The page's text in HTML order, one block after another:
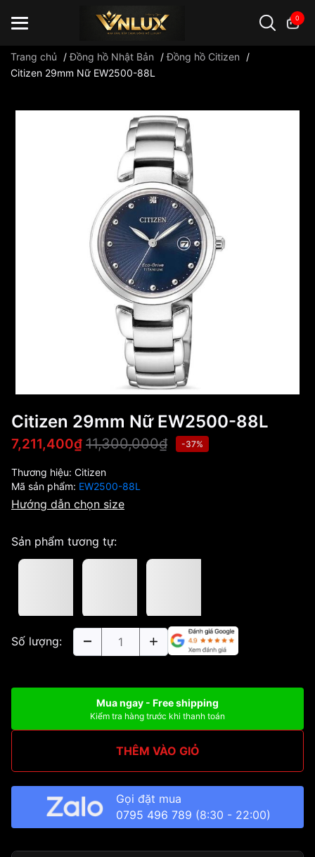
0
Trang chủ /Đồng hồ Nhật Bản /Đồng hồ Citizen
/
Citizen 29mm Nữ EW2500-88L
Citizen 29mm Nữ EW2500-88L
7,211,400₫ 11,300,000₫ -37%
Thương hiệu: Citizen
Mã sản phẩm: EW2500-88L
Hướng dẫn chọn size
Sản phẩm tương tự:
Số lượng:
Mua ngay - Free shipping
Kiểm tra hàng trước khi thanh toán
THÊM VÀO GIỎ
Gọi đặt mua
0795 496 789 (8:30 - 22:00)